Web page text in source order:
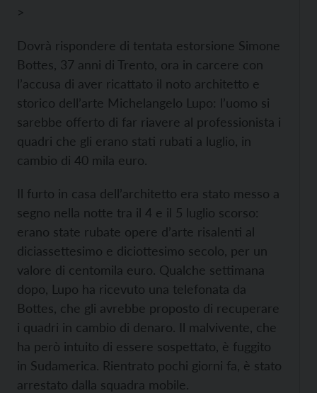
>
Dovrà rispondere di tentata estorsione Simone
Bottes, 37 anni di Trento, ora in carcere con
l’accusa di aver ricattato il noto architetto e
storico dell’arte Michelangelo Lupo: l’uomo si
sarebbe offerto di far riavere al professionista i
quadri che gli erano stati rubati a luglio, in
cambio di 40 mila euro.
Il furto in casa dell’architetto era stato messo a
segno nella notte tra il 4 e il 5 luglio scorso:
erano state rubate opere d’arte risalenti al
diciassettesimo e diciottesimo secolo, per un
valore di centomila euro. Qualche settimana
dopo, Lupo ha ricevuto una telefonata da
Bottes, che gli avrebbe proposto di recuperare
i quadri in cambio di denaro. Il malvivente, che
ha però intuito di essere sospettato, è fuggito
in Sudamerica. Rientrato pochi giorni fa, è stato
arrestato dalla squadra mobile.